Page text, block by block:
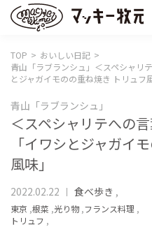
TOP
おいしい日記
青山「ラブランシュ」＜スペシャリ
とジャガイモのの重ね焼き トリュフ
青山「ラブランシュ」
＜スペシャリテへの
「イワシとジャガイ
風味」
2022.02.22 食べ歩き ,
東京 ,根菜 ,光り物,フランス料理 ,
トリュフ ,